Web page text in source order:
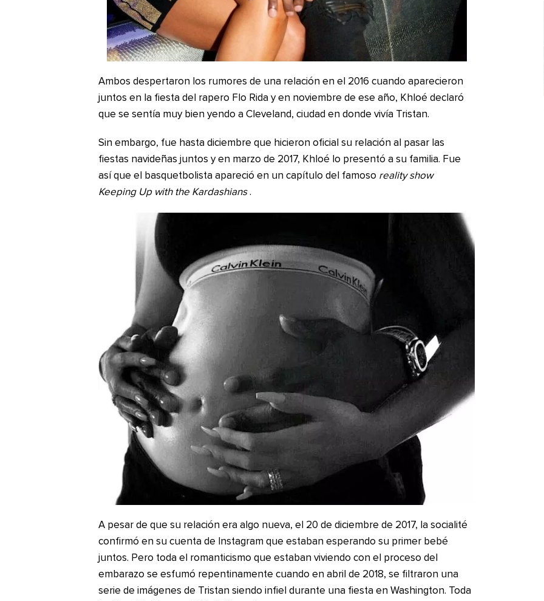
Ambos despertaron los rumores de una relación en el 2016 cuando aparecieron
juntos en la fiesta del rapero Flo Rida y en noviembre de ese año, Khloé declaró
que se sentía muy bien yendo a Cleveland, ciudad en donde vivía Tristan.
Sin embargo, fue hasta diciembre que hicieron oficial su relación al pasar las
fiestas navideñas juntos y en marzo de 2017, Khloé lo presentó a su familia. Fue
así que el basquetbolista apareció en un capítulo del famoso reality show
Keeping Up with the Kardashians .
A pesar de que su relación era algo nueva, el 20 de diciembre de 2017, la socialité
confirmó en su cuenta de Instagram que estaban esperando su primer bebé
juntos. Pero toda el romanticismo que estaban viviendo con el proceso del
embarazo se esfumó repentinamente cuando en abril de 2018, se filtraron una
serie de imágenes de Tristan siendo infiel durante una fiesta en Washington. Toda